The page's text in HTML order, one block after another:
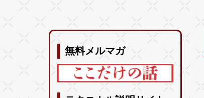
無料メルマガ